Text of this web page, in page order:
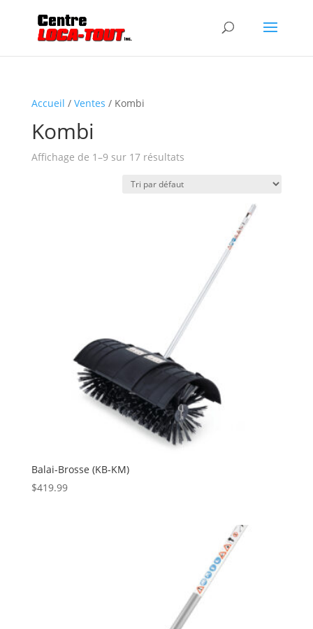
Accueil / Ventes / Kombi
Kombi
Affichage de 1–9 sur 17 résultats
Balai-Brosse (KB-KM)
$419.99